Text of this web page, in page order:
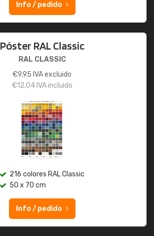
Info / pedido
Póster RAL Classic
RAL CLASSIC
€9,95 IVA excluido
€12,04IVA incluido
216 colores RAL Classic
50 x 70 cm
Info / pedido